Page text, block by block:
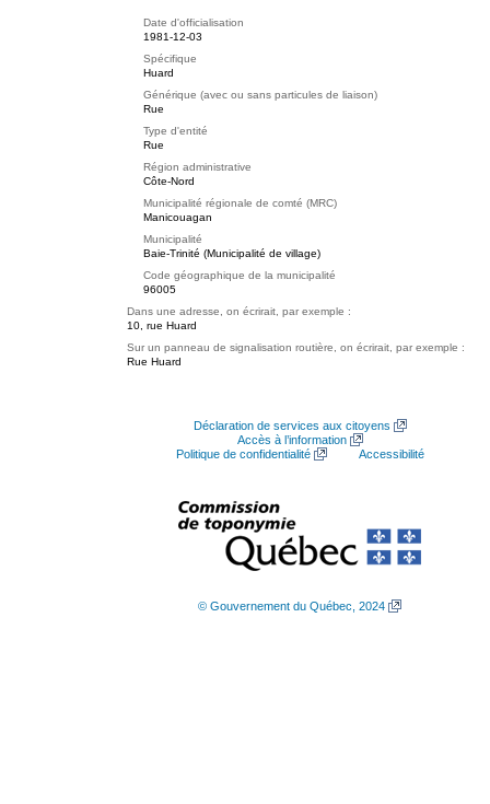
Date d'officialisation
1981-12-03
Spécifique
Huard
Générique (avec ou sans particules de liaison)
Rue
Type d'entité
Rue
Région administrative
Côte-Nord
Municipalité régionale de comté (MRC)
Manicouagan
Municipalité
Baie-Trinité (Municipalité de village)
Code géographique de la municipalité
96005
Dans une adresse, on écrirait, par exemple :
10, rue Huard
Sur un panneau de signalisation routière, on écrirait, par exemple :
Rue Huard
Déclaration de services aux citoyens
Accès à l’information
Politique de confidentialité
Accessibilité
© Gouvernement du Québec, 2024